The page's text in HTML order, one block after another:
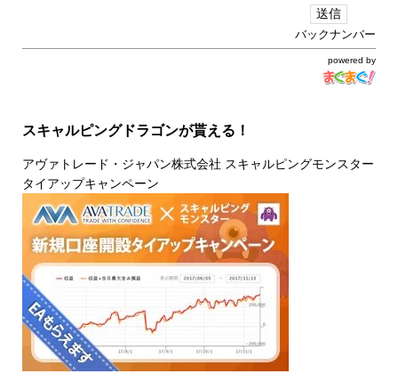
バックナンバー
powered by
スキャルピングドラゴンが貰える！
アヴァトレード・ジャパン株式会社 スキャルピングモンスター
タイアップキャンペーン